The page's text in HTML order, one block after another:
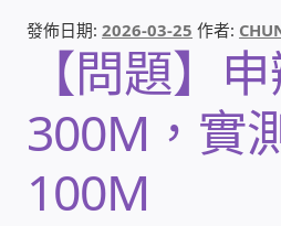
創辦人:林慶忠
頭份獅子會
竹南百齡扶輪社
發佈日期:2026-03-25 作者:
【問題】
300M，實
100M